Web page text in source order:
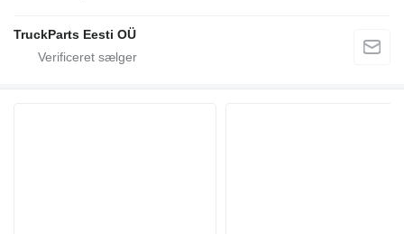
TruckParts Eesti OÜ